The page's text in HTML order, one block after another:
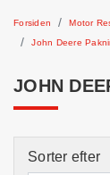
Forsiden Motor
John Deere
JOHN
Sorter efter